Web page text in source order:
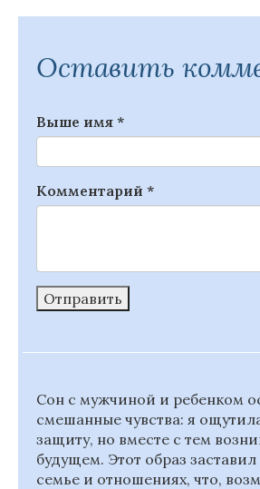
Оставить
Выше имя *
Комментарий *
Отправить
Сон с мужчиной и ребенком
смешанные чувства: я
защиту, но вместе с тем
будущем. Этот образ заставил
семье и отношениях, что,